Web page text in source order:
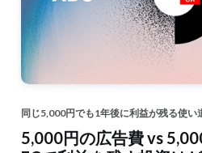
同じ5,000円でも1年後に利益が残る使い
5,000円の広告費 vs